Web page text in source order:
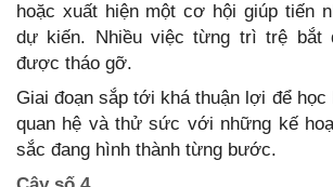
hoặc xuất hiện một cơ hội giúp tiến
dự kiến. Nhiều việc từng trì trệ bắt
được tháo gỡ.
Giai đoạn sắp tới khá thuận lợi để học
quan hệ và thử sức với những kế
sắc đang hình thành từng bước.